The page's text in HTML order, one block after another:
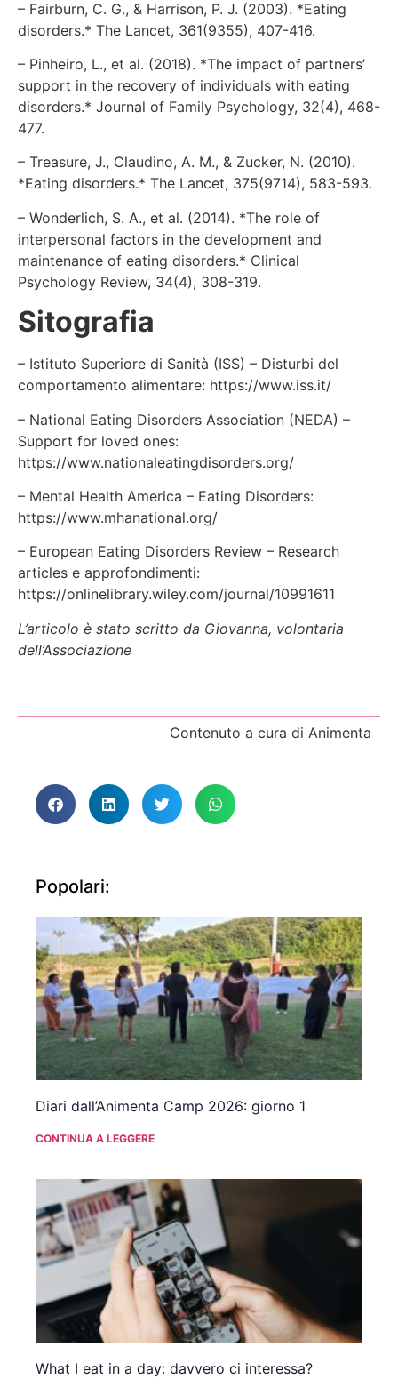
– Fairburn, C. G., & Harrison, P. J. (2003). *Eating
disorders.* The Lancet, 361(9355), 407-416.
– Pinheiro, L., et al. (2018). *The impact of partners’
support in the recovery of individuals with eating
disorders.* Journal of Family Psychology, 32(4), 468-
477.
– Treasure, J., Claudino, A. M., & Zucker, N. (2010).
*Eating disorders.* The Lancet, 375(9714), 583-593.
– Wonderlich, S. A., et al. (2014). *The role of
interpersonal factors in the development and
maintenance of eating disorders.* Clinical
Psychology Review, 34(4), 308-319.
Sitografia
– Istituto Superiore di Sanità (ISS) – Disturbi del
comportamento alimentare: https://www.iss.it/
– National Eating Disorders Association (NEDA) –
Support for loved ones:
https://www.nationaleatingdisorders.org/
– Mental Health America – Eating Disorders:
https://www.mhanational.org/
– European Eating Disorders Review – Research
articles e approfondimenti:
https://onlinelibrary.wiley.com/journal/10991611
L’articolo è stato scritto da Giovanna, volontaria
dell’Associazione
Contenuto a cura di Animenta
Popolari:
Diari dall’Animenta Camp 2026: giorno 1
CONTINUA A LEGGERE
What I eat in a day: davvero ci interessa?